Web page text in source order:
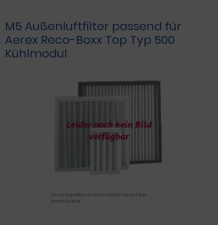
M5 Außenluftfilter passend für
Aerex Reco-Boxx Top Typ 500
Kühlmodul
Für eine größere Ansicht klicken Sie auf das
Vorschaubild